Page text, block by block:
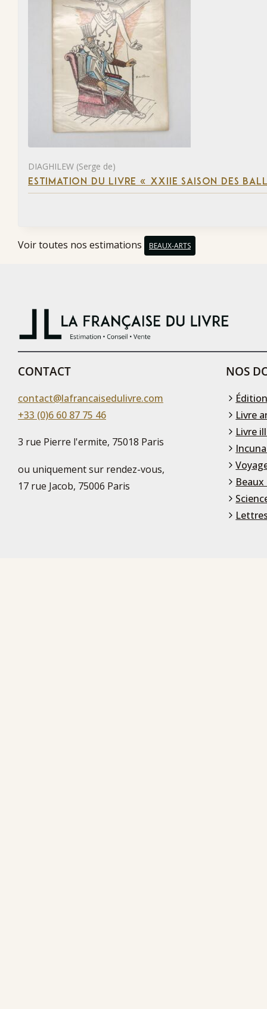
DIAGHILEW (Serge de)
ESTIMATION DU LIVRE « XXIIE SAISON DES
Voir toutes nos estimations BEAUX-ARTS
CONTACT
contact@lafrancaisedulivre.com
+33 (0)6 60 87 75 46
3 rue Pierre l'ermite, 75018 Paris
ou uniquement sur rendez-vous,
17 rue Jacob, 75006 Paris
NOS
Livre
Livre